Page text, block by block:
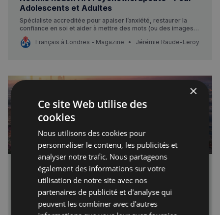
Adolescents et Adultes
Spécialiste accreditée pour apaiser l’anxiété, restaurer la
confiance en soi et aider à mettre des mots (ou des images)
sur les émotions.
Français à Londres - Magazine
Jérémie Raude-Leroy
airc.digital - BIM experts & architects
/Nous sommes architectes et experts du BIM (Building
Information Modeling). /Nous vous aidons dans tous les
aspects de la modélisation des informations du bâtiment
(BIM) et avons l’expérience nécessaire pour la réalisation de
Français à Londres - Magazine Rédaction
×
Ce site Web utilise des
cookies
Nous utilisons des cookies pour
personnaliser le contenu, les publicités et
analyser notre trafic. Nous partageons
également des informations sur votre
utilisation de notre site avec nos
partenaires de publicité et d'analyse qui
peuvent les combiner avec d'autres